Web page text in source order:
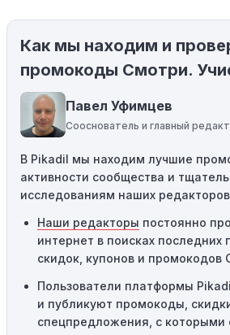
Ограничения на использование
Некоторые промокоды
определенные товары, бренды
пытаетесь применить код к
соответствующему критериям, он
промокоды требуют соблюдения
порога покупки, чтобы получить
сумма в корзине не
код не сработает.
Географические ограничения:
промокодов может быть
местами или регионами. Если вы
пределами указанного региона,
применяться.
Как мы находим и
промокоды Смотри.
Павел Уфимцев
Сооснователь и главный
В Pikadil мы находим лучшие
активности сообщества и
исследованиям наших
Наши редакторы постоянно
интернет в поисках последних
скидок, купонов и промокодов
Пользователи платформы
и публикуют промокоды,
спецпредложения, с которыми